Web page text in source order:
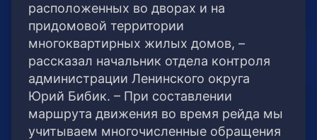
расположенных во дворах и на
придомовой территории
многоквартирных жилых домов, –
рассказал начальник отдела контроля
администрации Ленинского округа
Юрий Бибик. – При составлении
маршрута движения во время рейда мы
учитываем многочисленные обращения